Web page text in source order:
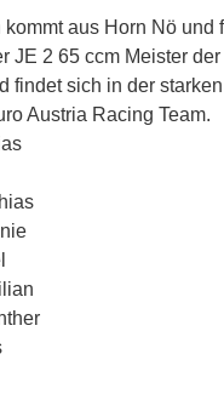
aus Horn Nö
JE 2 65 ccm Meister
findet sich in der
Austria Racing Team.